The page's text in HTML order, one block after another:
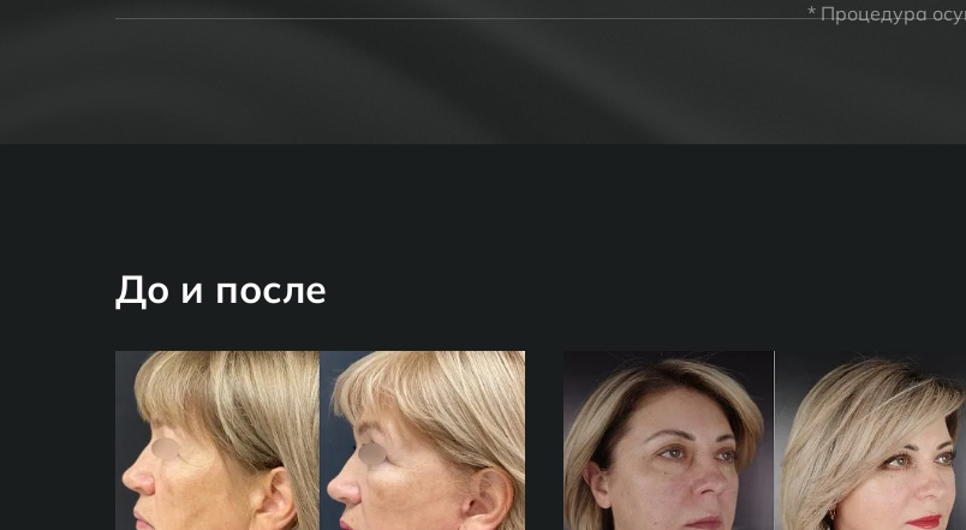
* Процедура
До и после